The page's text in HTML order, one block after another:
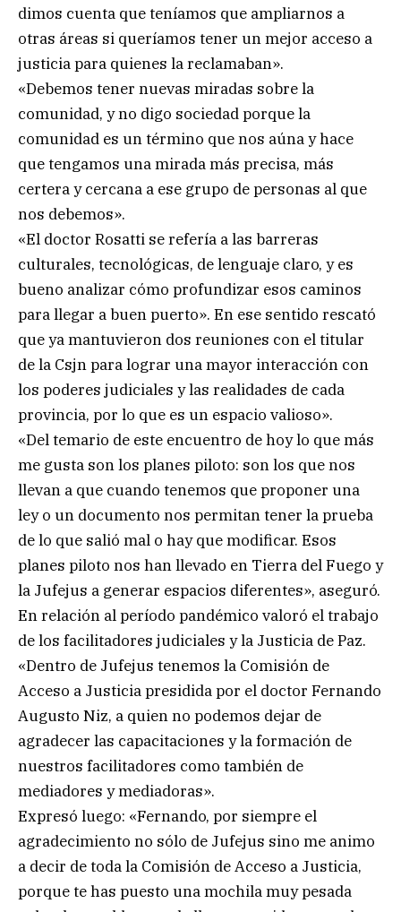
dimos cuenta que teníamos que ampliarnos a
otras áreas si queríamos tener un mejor acceso a
justicia para quienes la reclamaban».
«Debemos tener nuevas miradas sobre la
comunidad, y no digo sociedad porque la
comunidad es un término que nos aúna y hace
que tengamos una mirada más precisa, más
certera y cercana a ese grupo de personas al que
nos debemos».
«El doctor Rosatti se refería a las barreras
culturales, tecnológicas, de lenguaje claro, y es
bueno analizar cómo profundizar esos caminos
para llegar a buen puerto». En ese sentido rescató
que ya mantuvieron dos reuniones con el titular
de la Csjn para lograr una mayor interacción con
los poderes judiciales y las realidades de cada
provincia, por lo que es un espacio valioso».
«Del temario de este encuentro de hoy lo que más
me gusta son los planes piloto: son los que nos
llevan a que cuando tenemos que proponer una
ley o un documento nos permitan tener la prueba
de lo que salió mal o hay que modificar. Esos
planes piloto nos han llevado en Tierra del Fuego y
la Jufejus a generar espacios diferentes», aseguró.
En relación al período pandémico valoró el trabajo
de los facilitadores judiciales y la Justicia de Paz.
«Dentro de Jufejus tenemos la Comisión de
Acceso a Justicia presidida por el doctor Fernando
Augusto Niz, a quien no podemos dejar de
agradecer las capacitaciones y la formación de
nuestros facilitadores como también de
mediadores y mediadoras».
Expresó luego: «Fernando, por siempre el
agradecimiento no sólo de Jufejus sino me animo
a decir de toda la Comisión de Acceso a Justicia,
porque te has puesto una mochila muy pesada